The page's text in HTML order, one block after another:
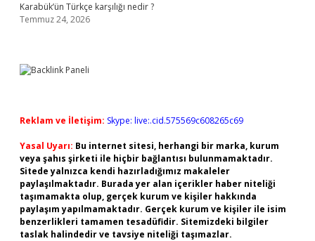
Karabük’ün Türkçe karşılığı nedir ?
Temmuz 24, 2026
Reklam ve İletişim: Skype: live:.cid.575569c608265c69
Yasal Uyarı: Bu internet sitesi, herhangi bir marka, kurum
veya şahıs şirketi ile hiçbir bağlantısı bulunmamaktadır.
Sitede yalnızca kendi hazırladığımız makaleler
paylaşılmaktadır. Burada yer alan içerikler haber niteliği
taşımamakta olup, gerçek kurum ve kişiler hakkında
paylaşım yapılmamaktadır. Gerçek kurum ve kişiler ile isim
benzerlikleri tamamen tesadüfidir. Sitemizdeki bilgiler
taslak halindedir ve tavsiye niteliği taşımazlar.